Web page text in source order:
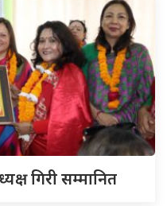
गिरी सम्मानित